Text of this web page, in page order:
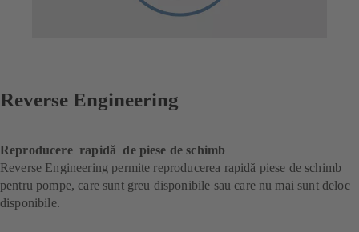
Reverse Engineering
Reproducere rapidă de piese de schimb
Reverse Engineering permite reproducerea rapidă piese de schimb
pentru pompe, care sunt greu disponibile sau care nu mai sunt deloc
disponibile.